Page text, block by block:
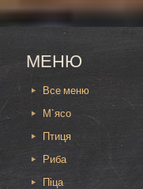
МЕНЮ
Все меню
М`ясо
Птиця
Риба
Піца